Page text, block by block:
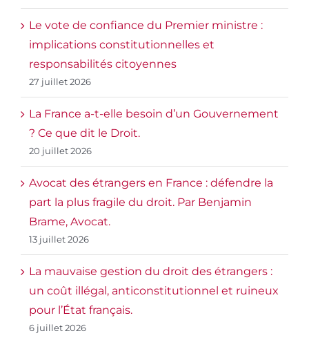
Le vote de confiance du Premier ministre :
implications constitutionnelles et
responsabilités citoyennes
27 juillet 2026
La France a-t-elle besoin d’un Gouvernement
? Ce que dit le Droit.
20 juillet 2026
Avocat des étrangers en France : défendre la
part la plus fragile du droit. Par Benjamin
Brame, Avocat.
13 juillet 2026
La mauvaise gestion du droit des étrangers :
un coût illégal, anticonstitutionnel et ruineux
pour l’État français.
6 juillet 2026